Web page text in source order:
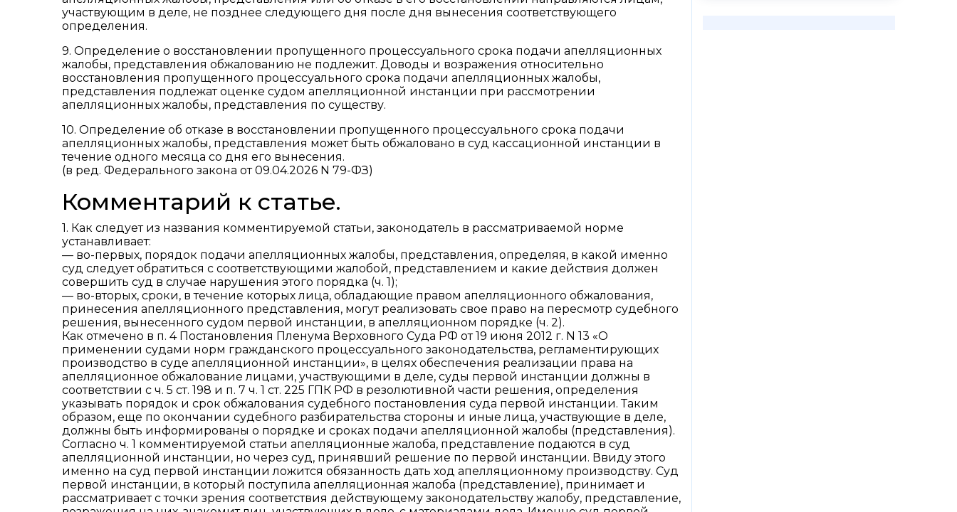
участвующим в деле, не позднее следующего дня после дня вынесения соответствующего
определения.
9. Определение о восстановлении пропущенного процессуального срока подачи апелляционных
жалобы, представления обжалованию не подлежит. Доводы и возражения относительно
восстановления пропущенного процессуального срока подачи апелляционных жалобы,
представления подлежат оценке судом апелляционной инстанции при рассмотрении
апелляционных жалобы, представления по существу.
10. Определение об отказе в восстановлении пропущенного процессуального срока подачи
апелляционных жалобы, представления может быть обжаловано в суд кассационной инстанции в
течение одного месяца со дня его вынесения.
(в ред. Федерального закона от 09.04.2026 N 79-ФЗ)
Комментарий к статье.
1. Как следует из названия комментируемой статьи, законодатель в рассматриваемой норме
устанавливает:
— во-первых, порядок подачи апелляционных жалобы, представления, определяя, в какой именно
суд следует обратиться с соответствующими жалобой, представлением и какие действия должен
совершить суд в случае нарушения этого порядка (ч. 1);
— во-вторых, сроки, в течение которых лица, обладающие правом апелляционного обжалования,
принесения апелляционного представления, могут реализовать свое право на пересмотр судебного
решения, вынесенного судом первой инстанции, в апелляционном порядке (ч. 2).
Как отмечено в п. 4 Постановления Пленума Верховного Суда РФ от 19 июня 2012 г. N 13 «О
применении судами норм гражданского процессуального законодательства, регламентирующих
производство в суде апелляционной инстанции», в целях обеспечения реализации права на
апелляционное обжалование лицами, участвующими в деле, суды первой инстанции должны в
соответствии с ч. 5 ст. 198 и п. 7 ч. 1 ст. 225 ГПК РФ в резолютивной части решения, определения
указывать порядок и срок обжалования судебного постановления суда первой инстанции. Таким
образом, еще по окончании судебного разбирательства стороны и иные лица, участвующие в деле,
должны быть информированы о порядке и сроках подачи апелляционной жалобы (представления).
Согласно ч. 1 комментируемой статьи апелляционные жалоба, представление подаются в суд
апелляционной инстанции, но через суд, принявший решение по первой инстанции. Ввиду этого
именно на суд первой инстанции ложится обязанность дать ход апелляционному производству. Суд
первой инстанции, в который поступила апелляционная жалоба (представление), принимает и
рассматривает с точки зрения соответствия действующему законодательству жалобу, представление,